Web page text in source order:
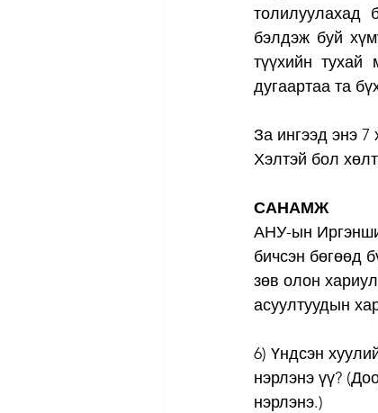
толилуулахад
бэлдэж буй
түүхийн тухай
дугаартаа та
За ингээд энэ 7
Хэлтэй бол
САНАМЖ
АНУ-ын
бичсэн бөгөөд
зөв олон
асуултуудын
6) Үндсэн
нэрлэнэ үү?
нэрлэнэ.)